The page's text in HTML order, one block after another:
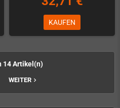
KAUFEN
14 Artikel(n)
WEITERnavigate_next